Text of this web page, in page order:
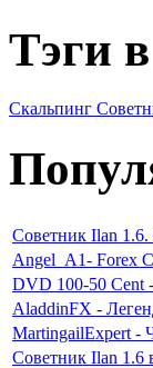
Тэги
Скальпинг
Советник Ilan
Angel_A1- Forex
DVD 100-50 Cent
AladdinFX -
MartingailExpert -
Советник Ilan 1.6